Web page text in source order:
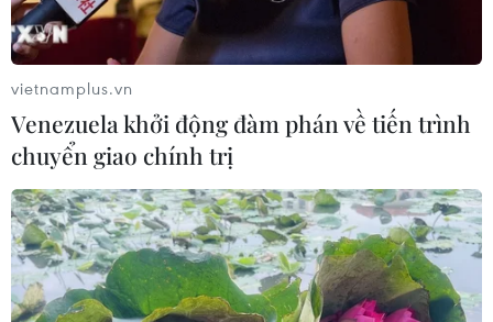
vietnamplus.vn
Venezuela khởi động đàm phán về tiến trình
chuyển giao chính trị